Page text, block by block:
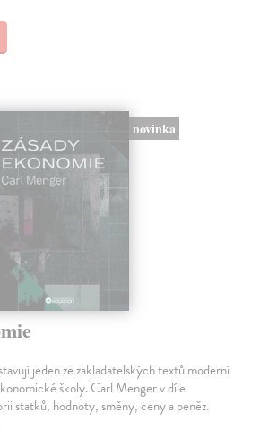
novinka
jeden ze zakladatelských textů moderní
školy. Carl Menger v díle
statků, hodnoty, směny, ceny a peněz.